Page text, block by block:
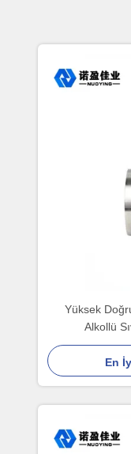
Yüksek
Alkollü
En